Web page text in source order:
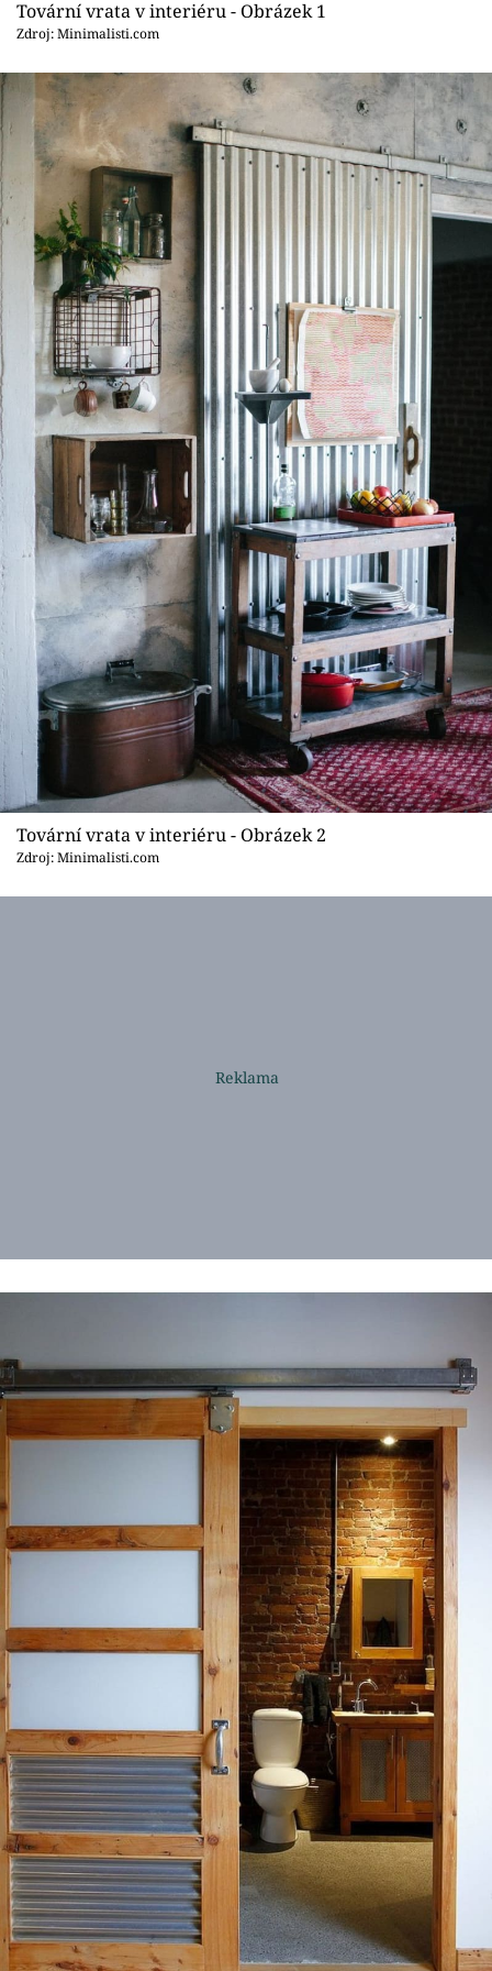
Přihlášení
Sledujte nás
Tovární vrata v interiéru - Obrázek 1
Zdroj: Minimalisti.com
Tovární vrata v interiéru - Obrázek 2
Zdroj: Minimalisti.com